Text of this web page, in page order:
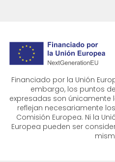
Financiado por la Unión
embargo, los puntos
expresadas son únicamente
reflejan necesariamente
Comisión Europea. Ni la
Europea pueden ser